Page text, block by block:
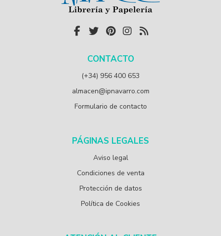
CONTACTO
(+34) 956 400 653
almacen@ipnavarro.com
Formulario de contacto
PÁGINAS LEGALES
Aviso legal
Condiciones de venta
Protección de datos
Política de Cookies